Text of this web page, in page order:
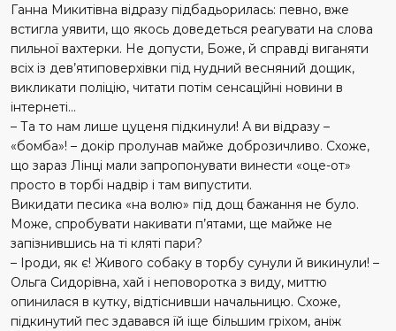
Ганна Микитівна відразу підбадьорилась: певно, вже
встигла уявити, що якось доведеться реагувати на слова
пильної вахтерки. Не допусти, Боже, й справді виганяти
всіх із дев’ятиповерхівки під нудний весняний дощик,
викликати поліцію, читати потім сенсаційні новини в
інтернеті…
– Та то нам лише цуценя підкинули! А ви відразу –
«бомба»! – докір пролунав майже доброзичливо. Схоже,
що зараз Лінці мали запропонувати винести «оце-от»
просто в торбі надвір і там випустити.
Викидати песика «на волю» під дощ бажання не було.
Може, спробувати накивати п’ятами, ще майже не
запізнившись на ті кляті пари?
– Іроди, як є! Живого собаку в торбу сунули й викинули! –
Ольга Сидорівна, хай і неповоротка з виду, миттю
опинилася в кутку, відтіснивши начальницю. Схоже,
підкинутий пес здавався їй іще більшим гріхом, аніж